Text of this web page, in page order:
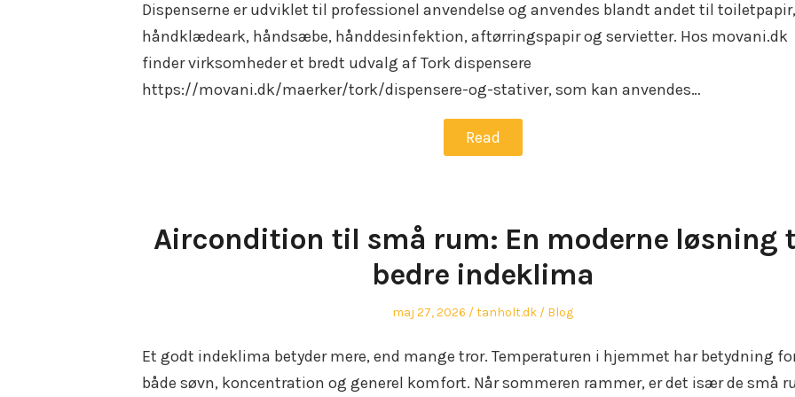
Dispenserne er udviklet til professionel anvendelse og anvendes blandt andet til toiletpapir,
håndklædeark, håndsæbe, hånddesinfektion, aftørringspapir og servietter. Hos movani.dk
finder virksomheder et bredt udvalg af Tork dispensere
https://movani.dk/maerker/tork/dispensere-og-stativer, som kan anvendes…
Read
Aircondition til små rum: En moderne løsning
bedre indeklima
Posted
maj 27, 2026 Author
tanholt.dk
Posted
Blog
Et godt indeklima betyder mere, end mange tror. Temperaturen i hjemmet har betydning
både søvn, koncentration og generel komfort. Når sommeren rammer, er det især de små